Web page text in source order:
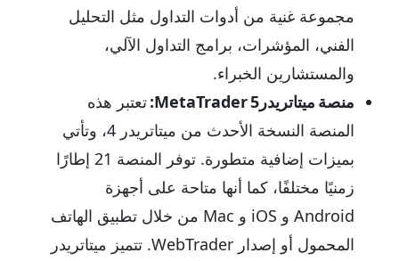
مجموعة غنية من أدوات التداول مثل التحليل
الفني، المؤشرات، برامج التداول الآلي،
والمستشارين الخبراء.
منصة ميتاتريدرMetaTrader 5:
تعتبر هذه
المنصة النسخة الأحدث من ميتاتريدر 4، وتأتي
بميزات إضافية متطورة. توفر المنصة 21 إطارًا
زمنيًا مختلفًا، كما أنها متاحة على أجهزة
Android و iOS و Mac من خلال تطبيق الهاتف
المحمول أو إصدار WebTrader. تتميز ميتاتريدر